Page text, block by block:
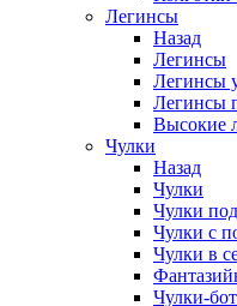
Легинсы
Назад
Легинсы
Легинсы
Легинсы
Высокие
Чулки
Назад
Чулки
Чулки
Чулки с
Чулки в
Чулки-